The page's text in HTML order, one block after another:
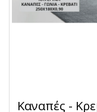
Καναπές -